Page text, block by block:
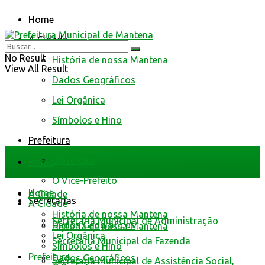
Home
A Cidade
História de nossa Mantena
Dados Geográficos
Lei Orgânica
Símbolos e Hino
Prefeitura
O Vice-Prefeito
Secretarias
Secretaria Municipal de Administração
Secretaria Municipal da Fazenda
Secretaria Municipal de Assistência Social,
No Result
View All Result
Home
A Cidade
História de nossa Mantena
Dados Geográficos
Home
A Cidade
História de nossa Mantena
Dados Geográficos
Lei Orgânica
Símbolos e Hino
Prefeitura